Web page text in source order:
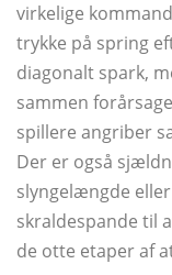
virkelige
trykke på spring
diagonalt spark,
sammen
spillere angriber
Der er også
slyngelængde
skraldespande til
de otte etaper af